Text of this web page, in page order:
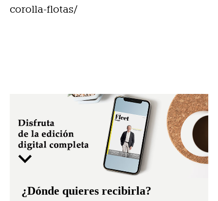
corolla-flotas/
¿Dónde quieres recibirla?